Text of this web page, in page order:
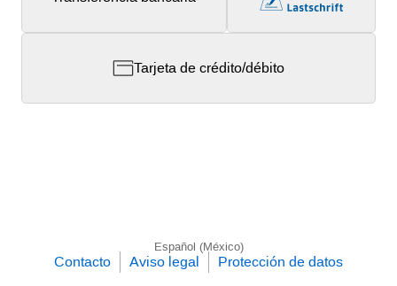
Tarjeta de crédito/débito
Español (México)
Contacto Aviso legal Protección de datos